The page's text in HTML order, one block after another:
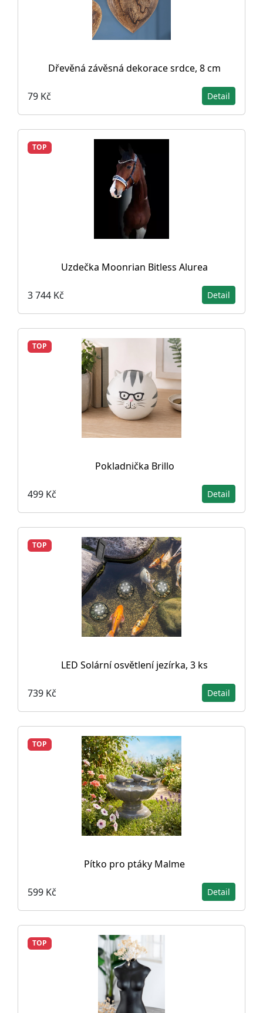
Dřevěná závěsná dekorace srdce, 8 cm
79 Kč Detail
TOP
Uzdečka Moonrian Bitless Alurea
3 744 Kč Detail
TOP
Pokladnička Brillo
499 Kč Detail
TOP
LED Solární osvětlení jezírka, 3 ks
739 Kč Detail
TOP
Pítko pro ptáky Malme
599 Kč Detail
TOP